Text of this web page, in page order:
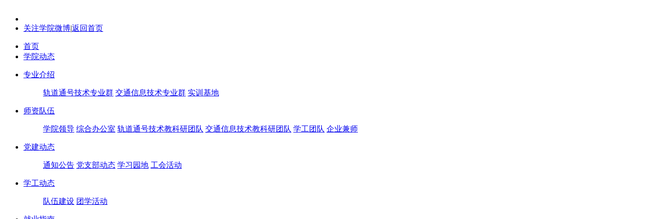
关注学院微博|返回首页
首页
学院动态
专业介绍
轨道通号技术专业群 交通信息技术专业群 实训基地
师资队伍
学院领导 综合办公室 轨道通号技术教科研团队 交通信息技术教科研团队 学工团队 企业兼师
党建动态
通知公告 党支部动态 学习园地 工会活动
学工动态
队伍建设 团学活动